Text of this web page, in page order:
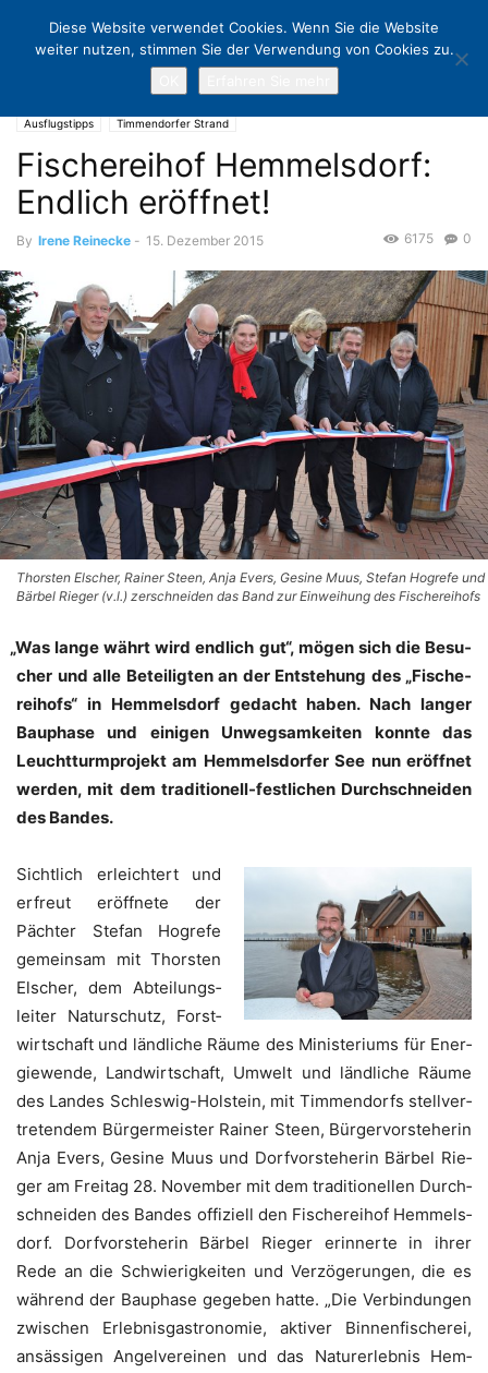
Ausflugstipps Timmendorfer Strand
Fischereihof Hemmelsdorf:
Endlich eröffnet!
By Irene Reinecke - 15. Dezember 2015 0
6175
Thorsten Elscher, Rainer Steen, Anja Evers, Gesine Muus, Stefan Hogrefe und
Bärbel Rieger (v.l.) zerschneiden das Band zur Einweihung des Fischereihofs
„Was lan­ge währt wird end­lich gut“, mögen sich die Besu­
cher und alle Betei­lig­ten an der Ent­ste­hung des „Fische­
rei­hofs“ in Hem­mels­dorf gedacht haben. Nach lan­ger
Bau­pha­se und eini­gen Unweg­sam­kei­ten konn­te das
Leucht­turm­pro­jekt am Hem­mels­dor­fer See nun eröff­net
wer­den, mit dem tra­di­tio­nell-fest­li­chen Durch­schnei­den
des Bandes.
Sicht­lich erleich­tert und
erfreut eröff­ne­te der
Päch­ter Ste­fan Hog­re­fe
gemein­sam mit Thors­ten
Elscher, dem Abtei­lungs­
lei­ter Natur­schutz, Forst­
wirt­schaft und länd­li­che Räu­me des Minis­te­ri­ums für Ener­
gie­wen­de, Land­wirt­schaft, Umwelt und länd­li­che Räu­me
des Lan­des Schles­wig-Hol­stein, mit Tim­men­dorfs stell­ver­
tre­ten­dem Bür­ger­meis­ter Rai­ner Steen, Bür­ger­vor­ste­he­rin
Anja Evers, Gesi­ne Muus und Dorf­vor­ste­he­rin Bär­bel Rie­
ger am Frei­tag 28. Novem­ber mit dem tra­di­tio­nel­len Durch­
schnei­den des Ban­des offi­zi­ell den Fische­rei­hof Hem­mels­
dorf. Dorf­vor­ste­he­rin Bär­bel Rie­ger erin­ner­te in ihrer
Rede an die Schwie­rig­kei­ten und Ver­zö­ge­run­gen, die es
wäh­rend der Bau­pha­se gege­ben hat­te. „Die Ver­bin­dun­gen
zwi­schen Erleb­nis­gas­tro­no­mie, akti­ver Bin­nen­fi­sche­rei,
ansäs­si­gen Angel­ver­ei­nen und das Natur­er­leb­nis Hem­
Diese Website verwendet Cookies. Wenn Sie die Website
weiter nutzen, stimmen Sie der Verwendung von Cookies zu.